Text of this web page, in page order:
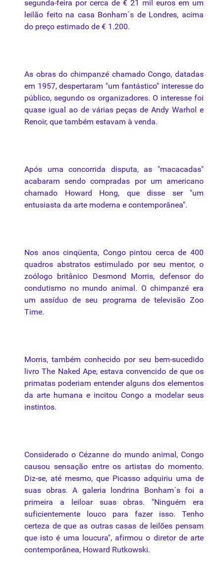
segunda-feira por cerca de € 21 mil euros em um
leilão feito na casa Bonham´s de Londres, acima
do preço estimado de € 1.200.
As obras do chimpanzé chamado Congo, datadas
em 1957, despertaram "um fantástico" interesse do
público, segundo os organizadores. O interesse foi
quase igual ao de várias peças de Andy Warhol e
Renoir, que também estavam à venda.
Após uma concorrida disputa, as "macacadas"
acabaram sendo compradas porum americano
chamado Howard Hong, que disse ser "um
entusiasta da arte moderna e contemporânea".
Nos anos cinqüenta, Congo pintou cerca de 400
quadros abstratos estimulado porseu mentor, o
zoólogo britânico Desmond Morris, defensor do
condutismo no mundo animal. Ochimpanzé era
um assíduo de seu programa de televisão Zoo
Time.
Morris, também conhecido porseu bem-sucedido
livro The Naked Ape, estava convencido de que os
primatas poderiam entender alguns dos elementos
da arte humana e incitou Congo a modelar seus
instintos.
Considerado o Cézanne do mundo animal, Congo
causou sensação entre os artistas do momento.
Diz-se, até mesmo, que Picasso adquiriu uma de
suas obras. A galeria londrina Bonham´sfoi a
primeira a leiloar suas obras. "Ninguém era
suficientemente louco para fazer isso. Tenho
certeza de que as outras casas de leilões pensam
que isto é uma loucura", afirmou o diretor de arte
contemporânea, Howard Rutkowski.